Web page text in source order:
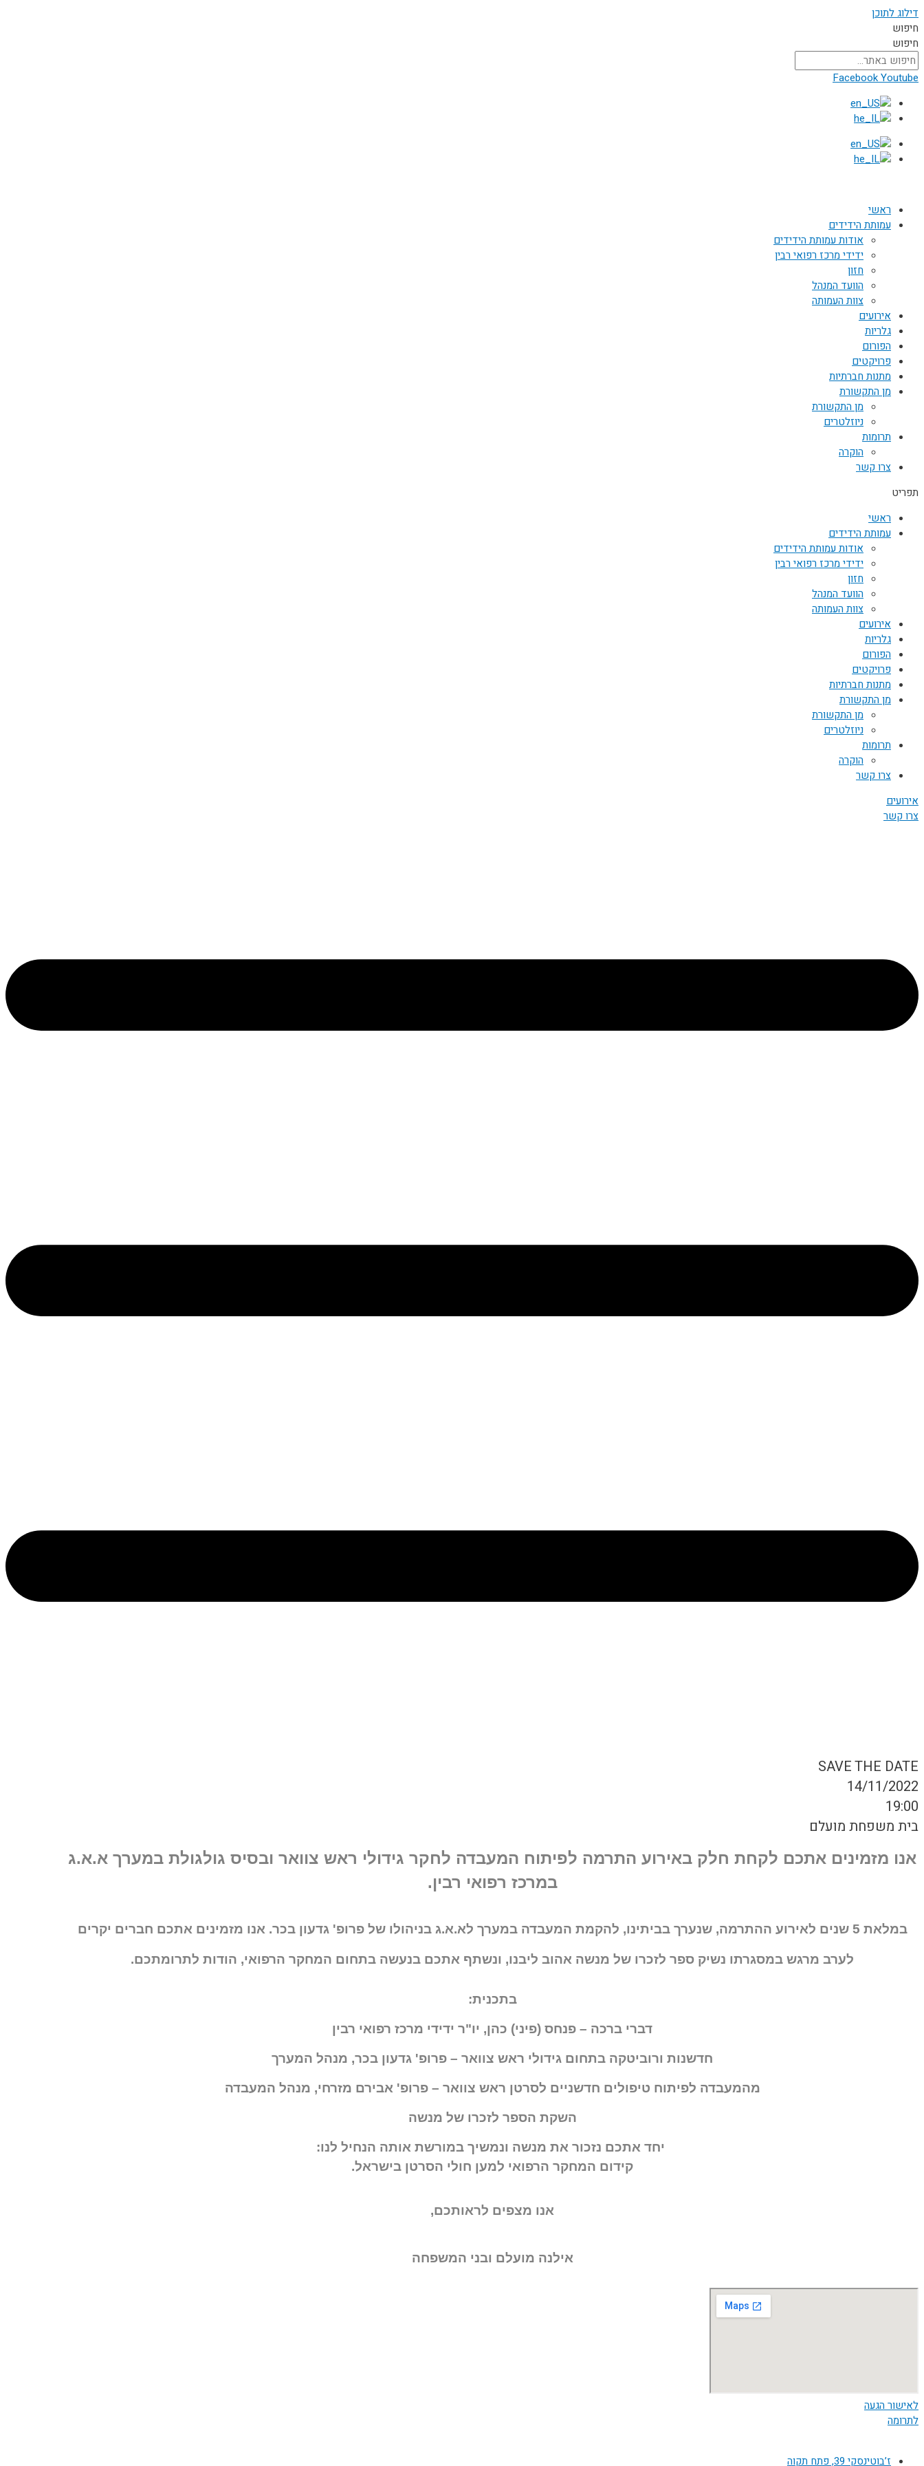
דילוג לתוכן
חיפוש
חיפוש
FacebookYoutube
ראשי
עמותת הידידים
אודות עמותת הידידים
ידידי מרכז רפואי רבין
חזון
הוועד המנהל
צוות העמותה
אירועים
גלריות
הפורום
פרויקטים
מתנות חברתיות
מן התקשורת
מן התקשורת
ניוזלטרים
תרומות
הוקרה
צרו קשר
תפריט
ראשי
עמותת הידידים
אודות עמותת הידידים
ידידי מרכז רפואי רבין
חזון
הוועד המנהל
צוות העמותה
אירועים
גלריות
הפורום
פרויקטים
מתנות חברתיות
מן התקשורת
מן התקשורת
ניוזלטרים
תרומות
הוקרה
צרו קשר
אירועים
צרו קשר
SAVE THE DATE
14/11/2022
19:00
בית משפחת מועלם
אנו מזמינים אתכם לקחת חלק באירוע התרמה לפיתוח המעבדה לחקר גידולי ראש צוואר ובסיס גולגולת במערך א.א.ג
במרכז רפואי רבין.
במלאת 5 שנים לאירוע ההתרמה, שנערך בביתינו, להקמת המעבדה במערך לא.א.ג בניהולו של פרופ' גדעון בכר. אנו מזמינים אתכם חברים יקרים
לערב מרגש במסגרתו נשיק ספר לזכרו של מנשה אהוב ליבנו, ונשתף אתכם בנעשה בתחום המחקר הרפואי, הודות לתרומתכם.
בתכנית:
דברי ברכה – פנחס (פיני) כהן, יו"ר ידידי מרכז רפואי רבין
חדשנות ורוביטקה בתחום גידולי ראש צוואר – פרופ' גדעון בכר, מנהל המערך
מהמעבדה לפיתוח טיפולים חדשניים לסרטן ראש צוואר – פרופ' אבירם מזרחי, מנהל המעבדה
השקת הספר לזכרו של מנשה
יחד אתכם נזכור את מנשה ונמשיך במורשת אותה הנחיל לנו:
קידום המחקר הרפואי למען חולי הסרטן בישראל.
אנו מצפים לראותכם,
אילנה מועלם ובני המשפחה
לאישור הגעה
לתרומה
ז’בוטינסקי 39, פתח תקוה